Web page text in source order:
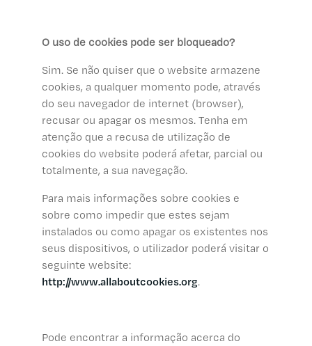
O uso de cookies pode ser bloqueado?
Sim. Se não quiser que o website armazene
cookies, a qualquer momento pode, através
do seu navegador de internet (browser),
recusar ou apagar os mesmos. Tenha em
atenção que a recusa de utilização de
cookies do website poderá afetar, parcial ou
totalmente, a sua navegação.
Para mais informações sobre cookies e
sobre como impedir que estes sejam
instalados ou como apagar os existentes nos
seus dispositivos, o utilizador poderá visitar o
seguinte website:
http://www.allaboutcookies.org.
Pode encontrar a informação acerca do